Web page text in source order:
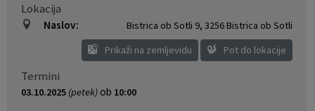
Lokacija
Naslov: Bistrica ob Sotli 9, 3256 Bistrica ob Sotli
Prikaži na zemljevidu
Pot do lokacije
Termini
03.10.2025 (petek) ob 10:00
Katalog informacij javnega značaja